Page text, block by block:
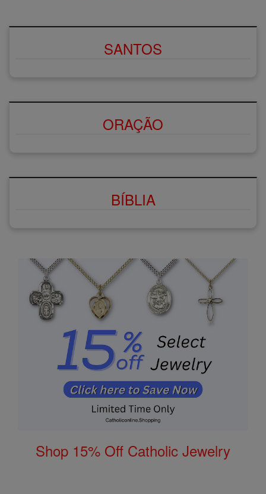
SANTOS
ORAÇÃO
BÍBLIA
Shop 15% Off Catholic Jewelry